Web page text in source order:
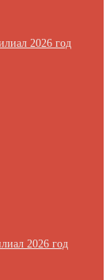
2026 год
2026 год